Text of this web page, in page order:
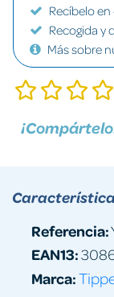
Recíbelo
Recogida y
Más sobre
Referencia:
EAN13:
Marca: